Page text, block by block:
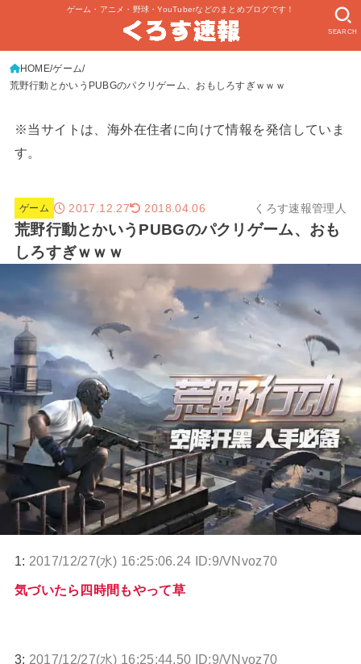
ゲーム・アニメ・野球・YouTuberなどのまとめブログです！
SEARCH
HOME ゲーム
荒野行動とかいうPUBGのパクリゲーム、おもしろすぎｗｗｗ
※当サイトは、海外在住者に向けて情報を発信していま
す。
ゲーム 2017.12.27 2018.04.06 くろす速報管理人
荒野行動とかいうPUBGのパクリゲーム、おも
しろすぎｗｗｗ
1: 2017/12/27(水) 16:25:06.24 ID:9/VNvoz70
気づいたら四時間もやって草
3: 2017/12/27(水) 16:25:44.50 ID:9/VNvoz70